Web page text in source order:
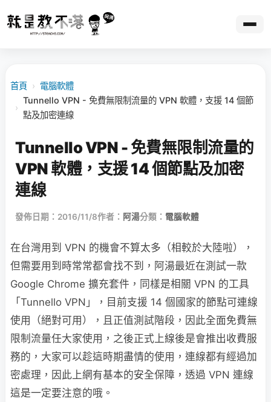
首頁 › 電腦軟體
›
Tunnello VPN - 免費無限制流量的 VPN 軟體，支援 14 個節
點及加密連線
Tunnello VPN - 免費無限制流量的
VPN 軟體，支援 14 個節點及加密
連線
發佈日期：2016/11/8作者： 阿湯分類： 電腦軟體
在台灣用到 VPN 的機會不算太多（相較於大陸啦），
但需要用到時常常都會找不到，阿湯最近在測試一款
Google Chrome 擴充套件，同樣是相關 VPN 的工具
「Tunnello VPN」，目前支援 14 個國家的節點可連線
使用（絕對可用），且正值測試階段，因此全面免費無
限制流量任大家使用，之後正式上線後是會推出收費服
務的，大家可以趁這時期盡情的使用，連線都有經過加
密處理，因此上網有基本的安全保障，透過 VPN 連線
這是一定要注意的哦。